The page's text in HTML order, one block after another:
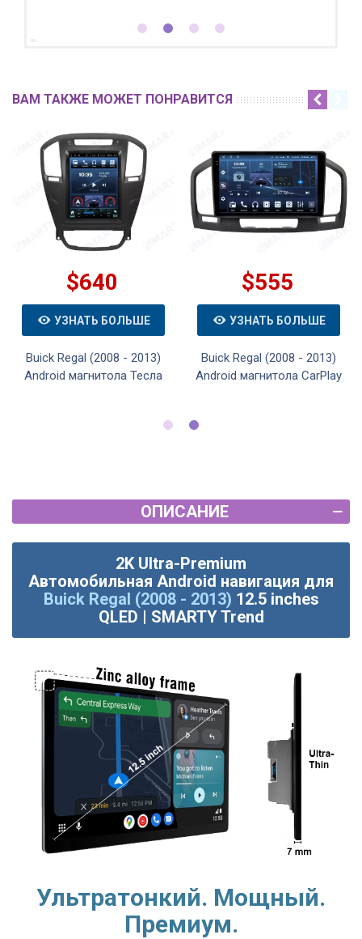
ВАМ ТАКЖЕ МОЖЕТ ПОНРАВИТСЯ
$640
УЗНАТЬ БОЛЬШЕ
Buick Regal (2008 - 2013)
Android магнитола Тесла
$555
УЗНАТЬ БОЛЬШЕ
Buick Regal (2008 - 2013)
Android магнитола CarPlay
ОПИСАНИЕ
2K Ultra-Premium
Автомобильная Android навигация для
Buick Regal (2008 - 2013) 12.5 inches
QLED | SMARTY Trend
Ультратонкий. Мощный.
Премиум.